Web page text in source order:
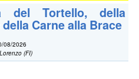
del Tortello, della
Carne alla Brace
08/2026
(FI)